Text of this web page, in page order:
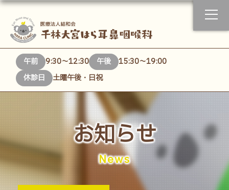
午前 9:30～12:30 午後
15:30～19:00
休診日
土曜午後・日祝
お知らせ
News